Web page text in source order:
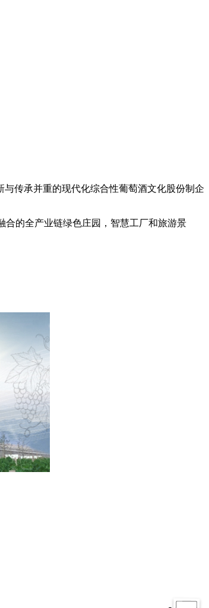
传承并重的现代化综合性葡萄酒文化股份制企
的全产业链绿色庄园，智慧工厂和旅游景